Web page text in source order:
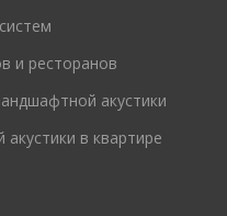
и ресторанов
акустики
в квартире